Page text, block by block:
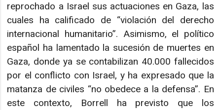
reprochado a Israel sus actuaciones en Gaza, las
cuales ha calificado de “violación del derecho
internacional humanitario”. Asimismo, el político
español ha lamentado la sucesión de muertes en
Gaza, donde ya se contabilizan 40.000 fallecidos
por el conflicto con Israel, y ha expresado que la
matanza de civiles “no obedece a la defensa”. En
este contexto, Borrell ha previsto que los